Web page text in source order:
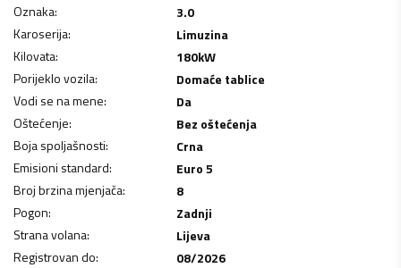
Oznaka:
3.0
Karoserija:
Limuzina
Kilovata: 180kW
Porijeklo vozila:
Domaće tablice
Vodi se na mene:
Da
Oštećenje:
Bez oštećenja
Boja spoljašnosti:
Crna
Emisioni standard:
Euro 5
Broj brzina mjenjača:
8
Pogon:
Zadnji
Strana volana:
Lijeva
Registrovan do:
08/2026